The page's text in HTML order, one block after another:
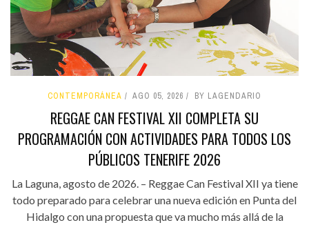
CONTEMPORÁNEA AGO 05, 2026 BY LAGENDARIO
REGGAE CAN FESTIVAL XII COMPLETA SU
PROGRAMACIÓN CON ACTIVIDADES PARA TODOS LOS
PÚBLICOS TENERIFE 2026
La Laguna, agosto de 2026. – Reggae Can Festival XII ya tiene
todo preparado para celebrar una nueva edición en Punta del
Hidalgo con una propuesta que va mucho más allá de la